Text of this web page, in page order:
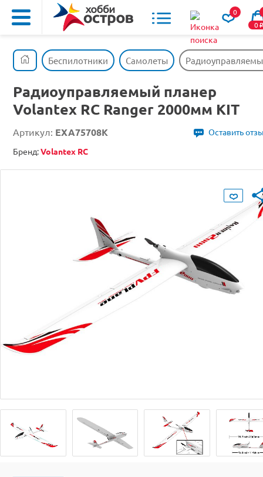
0
0o
Беспилотники Самолеты
Радиоуправляемый планер
Volantex RC Ranger 2000мм KIT
Артикул: EXA75708K
Оставить
Бренд:Volantex RC